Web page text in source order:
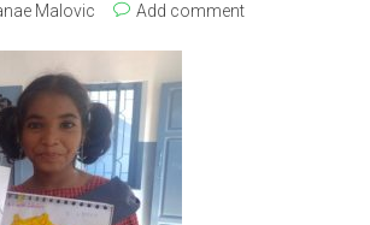
Malovic Add comment